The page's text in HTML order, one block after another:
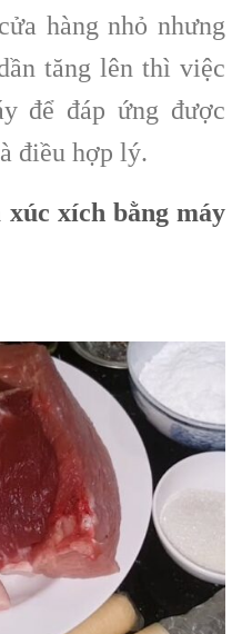
hàng nhỏ nhưng
tăng lên thì việc
để đáp ứng được
điều hợp lý.
xích bằng máy